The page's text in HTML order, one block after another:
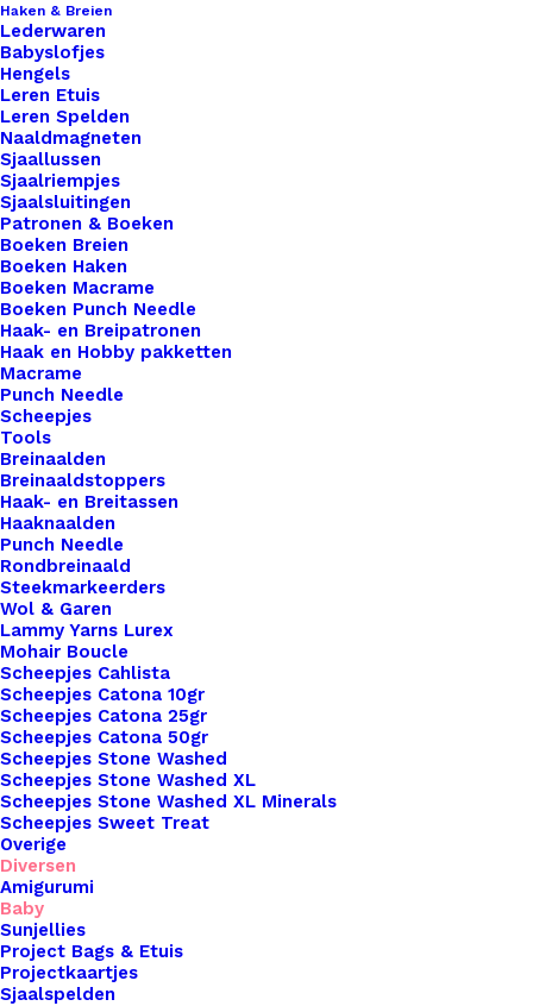
Haken & Breien
Lederwaren
Babyslofjes
Hengels
Leren Etuis
Leren Spelden
Naaldmagneten
Sjaallussen
Sjaalriempjes
Sjaalsluitingen
Patronen & Boeken
Boeken Breien
Boeken Haken
Boeken Macrame
Boeken Punch Needle
Haak- en Breipatronen
Haak en Hobby pakketten
Macrame
Punch Needle
Scheepjes
Tools
Breinaalden
Breinaaldstoppers
Haak- en Breitassen
Haaknaalden
Punch Needle
Rondbreinaald
Steekmarkeerders
Wol & Garen
Lammy Yarns Lurex
Mohair Boucle
Scheepjes Cahlista
Scheepjes Catona 10gr
Scheepjes Catona 25gr
Scheepjes Catona 50gr
Scheepjes Stone Washed
Scheepjes Stone Washed XL
Scheepjes Stone Washed XL Minerals
Scheepjes Sweet Treat
Overige
Diversen
Amigurumi
Baby
Sunjellies
Project Bags & Etuis
Projectkaartjes
Sjaalspelden
Speenclip
Kunststof
20mm
Wit
aantal
Toevoegen aan winkelwagen
Toevoegen aan verlanglijst
Artikelnummer
Categorie
Kleur
Binnen 1-3 werkdagen verzonden
Veilig betalen
Unieke en kwaliteitsproducten
Overzicht
Nog meer leuks!